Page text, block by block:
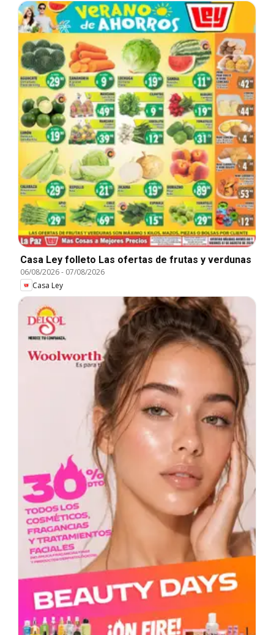
Casa Ley folleto Las ofertas de frutas y verdunas
06/08/2026- 07/08/2026
Casa Ley